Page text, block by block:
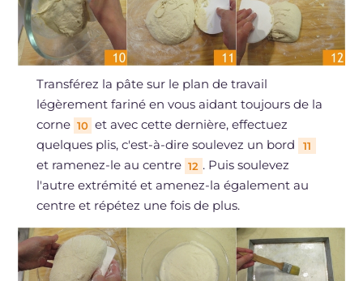
Transférez la pâte sur le plan de travail
légèrement fariné en vous aidant toujours de la
corne 10 et avec cette dernière, effectuez
quelques plis, c'est-à-dire soulevez un bord
11
et ramenez-le au centre 12 . Puis soulevez
l'autre extrémité et amenez-la également au
centre et répétez une fois de plus.